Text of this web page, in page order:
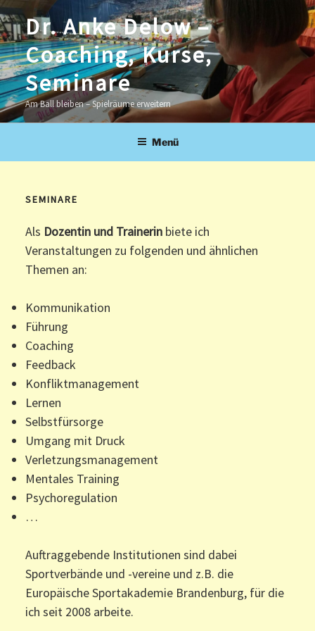
Zum
Inhalt
springen
Dr. Anke Delow –
Coaching, Kurse,
Seminare
Am Ball bleiben – Spielräume erweitern
Menü
SEMINARE
Als Dozentin und Trainerin biete ich
Veranstaltungen zu folgenden und ähnlichen
Themen an:
Kommunikation
Führung
Coaching
Feedback
Konfliktmanagement
Lernen
Selbstfürsorge
Umgang mit Druck
Verletzungsmanagement
Mentales Training
Psychoregulation
…
Auftraggebende Institutionen sind dabei
Sportverbände und -vereine und z.B. die
Europäische Sportakademie Brandenburg, für die
ich seit 2008 arbeite.